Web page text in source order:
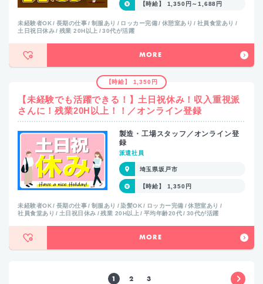
【時給】 1,350円～1,688円
未経験者OK 長期の仕事 制服あり ロッカー完備 休憩室あり
社員食堂あり
土日祝日休み
残業 20H以上 30代が活躍
MORE
【時給】 1,350円
【未経験でも活躍できる！】土日祝休み！収入重視派
さんに！残業20H以上！！／オンライン登録
製造・工場スタッフ／オンライン登
録
派遣社員
埼玉県坂戸市
【時給】 1,350円
未経験者OK 長期の仕事 制服あり 染髪OK ロッカー完備
休憩室あり
社員食堂あり
土日祝日休み 残業 20H以上 平均年齢20代 30代が活躍
MORE
1 2 3